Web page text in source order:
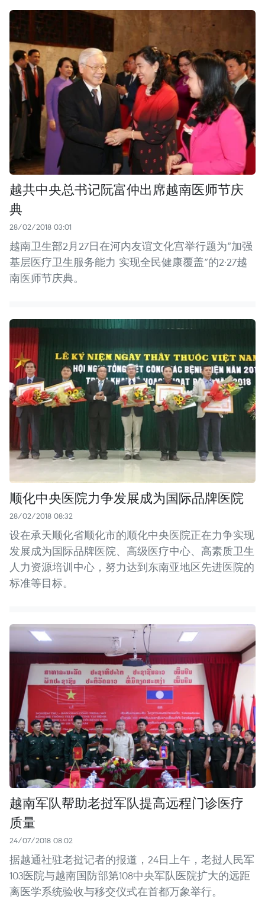
越共中央总书记阮富仲出席越南医师节庆
典
28/02/2018 03:01
越南卫生部2月27日在河内友谊文化宫举行题为“加强
基层医疗卫生服务能力 实现全民健康覆盖”的2·27越
南医师节庆典。
顺化中央医院力争发展成为国际品牌医院
28/02/2018 08:32
设在承天顺化省顺化市的顺化中央医院正在力争实现
发展成为国际品牌医院、高级医疗中心、高素质卫生
人力资源培训中心，努力达到东南亚地区先进医院的
标准等目标。
越南军队帮助老挝军队提高远程门诊医疗
质量
24/07/2018 08:02
据越通社驻老挝记者的报道，24日上午，老挝人民军
103医院与越南国防部第108中央军队医院扩大的远距
离医学系统验收与移交仪式在首都万象举行。